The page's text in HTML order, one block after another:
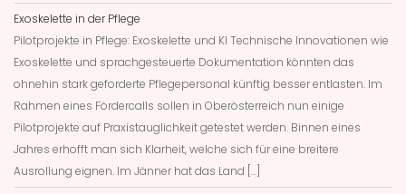
Exoskelette in der Pflege
Pilotprojekte in Pflege: Exoskelette und KI Technische Innovationen wie
Exoskelette und sprachgesteuerte Dokumentation könnten das
ohnehin stark geforderte Pflegepersonal künftig besser entlasten. Im
Rahmen eines Fördercalls sollen in Oberösterreich nun einige
Pilotprojekte auf Praxistauglichkeit getestet werden. Binnen eines
Jahres erhofft man sich Klarheit, welche sich für eine breitere
Ausrollung eignen. Im Jänner hat das Land […]